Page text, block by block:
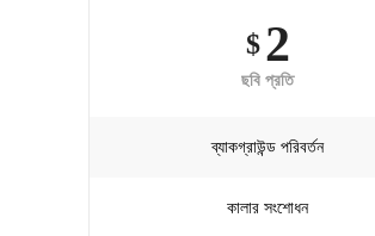
$ 2
ছবি প্রতি
ব্যাকগ্রাউন্ড পরিবর্তন
কালার সংশোধন